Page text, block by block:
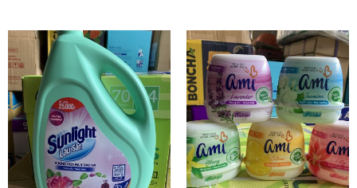
phẩm
này
có
nhiều
biến
thể.
Các
tùy